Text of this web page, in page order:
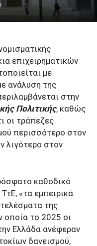
επιχειρηματικών
με
ανάλυση της
στην
Πολιτικής, καθώς
οι τράπεζες
περισσότερο στον
λιγότερο στον
καθοδικό
«τα εμπειρικά
της
οποία το 2025 οι
Ελλάδα ανέφεραν
δανεισμού,